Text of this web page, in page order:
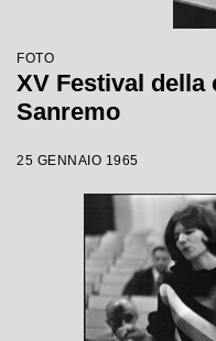
FOTO
XV Festival della
Sanremo
25 GENNAIO 1965